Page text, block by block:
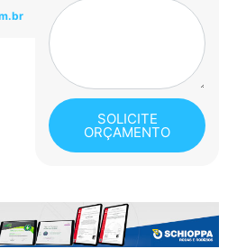
SOLICITE
ORÇAMENTO